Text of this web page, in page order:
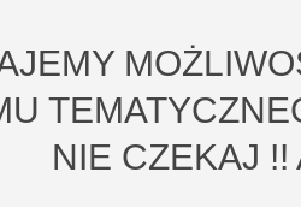
NIE CZEKAJ